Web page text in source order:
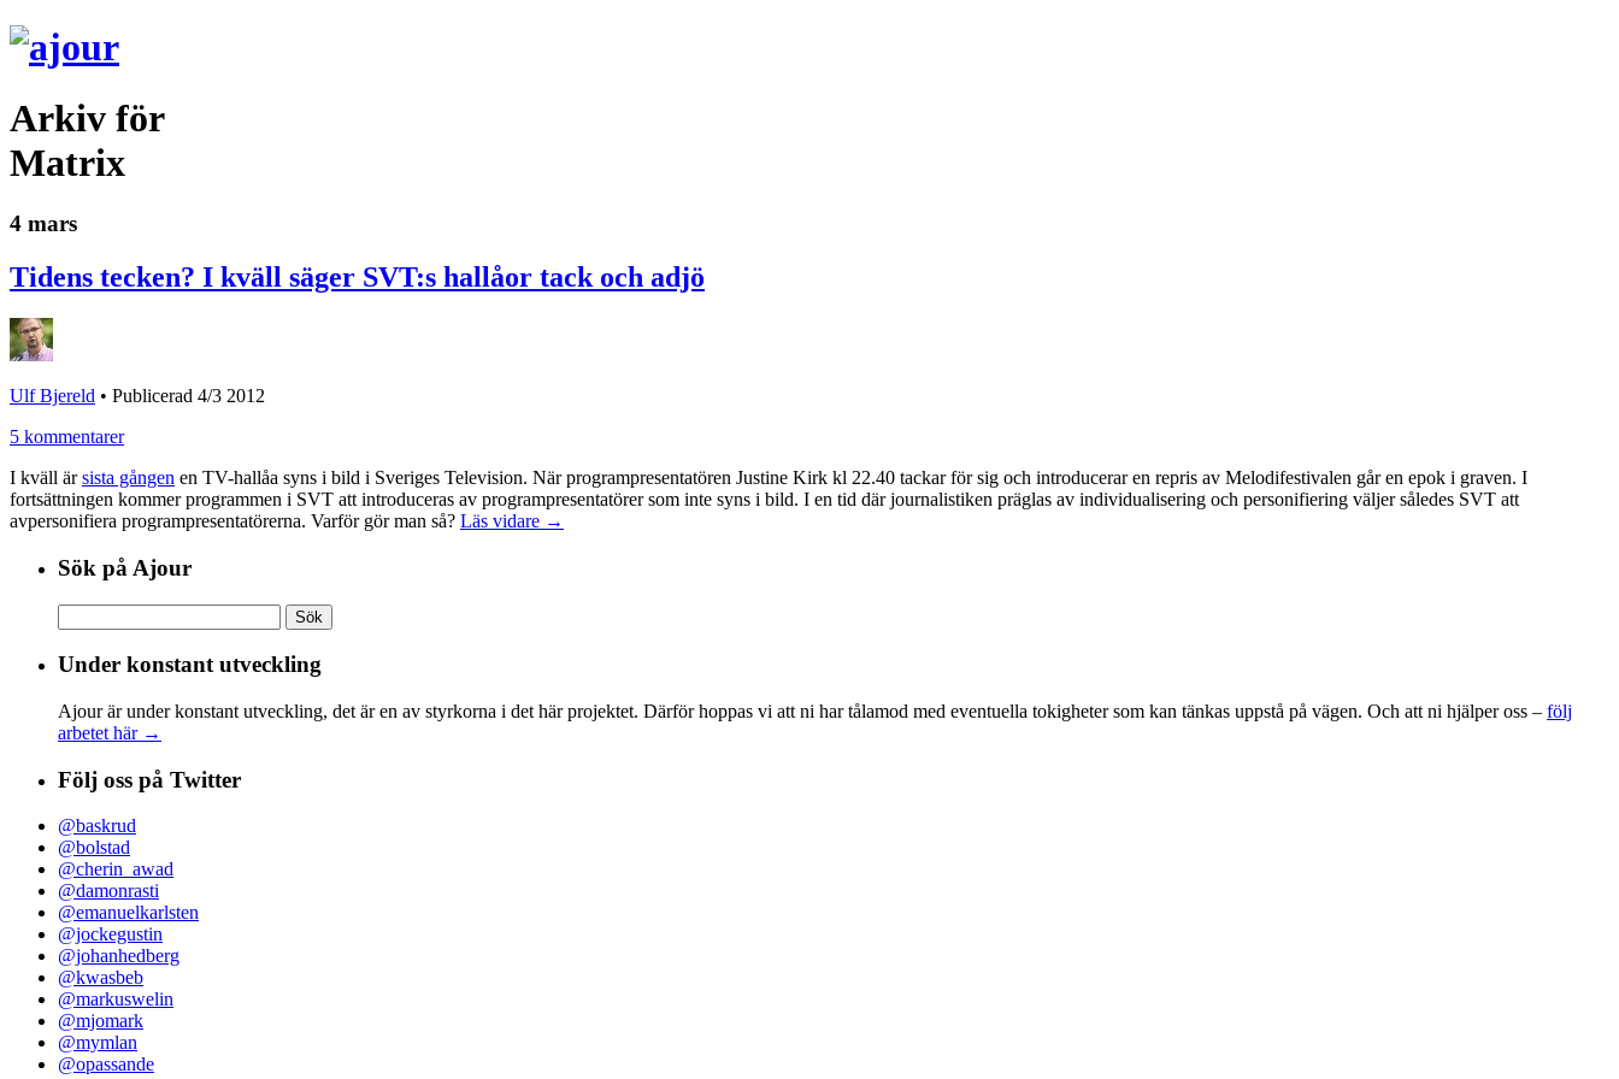
Arkiv för
Matrix
4 mars
Tidens tecken? I kväll säger SVT:s hallåor tack och adjö
Ulf Bjereld • Publicerad 4/3 2012
5 kommentarer
I kväll ärsista gången en TV-hallåa syns i bild i Sveriges Television. När programpresentatören Justine Kirk kl 22.40 tackar för sig och introducerar en repris av Melodifestivalen går en epok i graven. I
fortsättningen kommer programmen i SVT att introduceras av programpresentatörer som inte syns i bild. I en tid där journalistiken präglas av individualisering och personifiering väljer således SVT att
avpersonifiera programpresentatörerna. Varför gör man så? Läs vidare →
Sök på Ajour
efter:
Under konstant utveckling
Ajour är under konstant utveckling, det är en av styrkorna i det här projektet. Därför hoppas vi att ni har tålamod med eventuella tokigheter som kan tänkas uppstå på vägen. Och att ni hjälper oss – följ
arbetet här →
Följ oss på Twitter
@baskrud
@bolstad
@cherin_awad
@damonrasti
@emanuelkarlsten
@jockegustin
@johanhedberg
@kwasbeb
@markuswelin
@mjomark
@mymlan
@opassande